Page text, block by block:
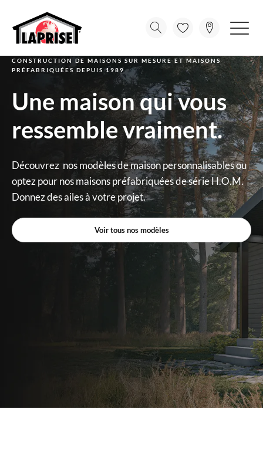
CONSTRUCTION DE MAISONS SUR MESURE ET MAISONS
PRÉFABRIQUÉES DEPUIS 1989
Une maison qui vous
ressemble vraiment.
Découvrez nos modèles de maison personnalisables ou
optez pour nos maisons préfabriquées de série H.O.M.
Donnez des ailes à votre projet.
Voir tous nos modèles